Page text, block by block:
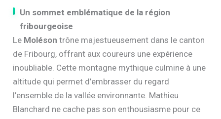
Un sommet emblématique de la région
fribourgeoise
Le Moléson trône majestueusement dans le canton
de Fribourg, offrant aux coureurs une expérience
inoubliable. Cette montagne mythique culmine à une
altitude qui permet d’embrasser du regard
l’ensemble de la vallée environnante. Mathieu
Blanchard ne cache pas son enthousiasme pour ce